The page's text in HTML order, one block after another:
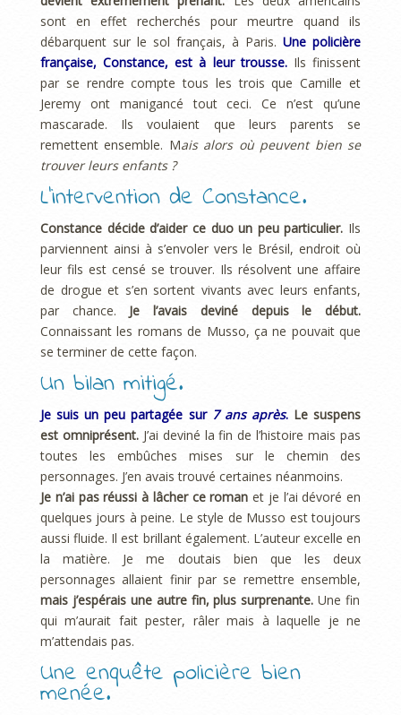
sont en effet recherchés pour meurtre quand ils
débarquent sur le sol français, à Paris. Une policière
française, Constance, est à leur trousse.Ils finissent
par se rendre compte tous les trois que Camille et
Jeremy ont manigancé tout ceci. Ce n’est qu’une
mascarade. Ils voulaient que leurs parents se
remettent ensemble. Mais alors où peuvent bien se
trouver leurs enfants ?
L’intervention de Constance.
Constance décide d’aider ce duo un peu particulier. Ils
parviennent ainsi à s’envoler vers le Brésil, endroit où
leur fils est censé se trouver. Ils résolvent une affaire
de drogue et s’en sortent vivants avec leurs enfants,
par chance. Je l’avais deviné depuis le début.
Connaissant les romans de Musso, ça ne pouvait que
se terminer de cette façon.
Un bilan mitigé.
Je suis un peu partagée sur 7 ans après.Le suspens
est omniprésent. J’ai deviné la fin de l’histoire mais pas
toutes les embûches mises sur le chemin des
personnages. J’en avais trouvé certaines néanmoins.
Je n’ai pas réussi à lâcher ce roman et je l’ai dévoré en
quelques jours à peine. Le style de Musso est toujours
aussi fluide. Il est brillant également. L’auteur excelle en
la matière. Je me doutais bien que les deux
personnages allaient finir par se remettre ensemble,
mais j’espérais une autre fin, plus surprenante. Une fin
qui m’aurait fait pester, râler mais à laquelle je ne
m’attendais pas.
Une enquête policière bien
menée.